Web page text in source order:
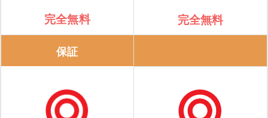
完全無料 完全無料
保証